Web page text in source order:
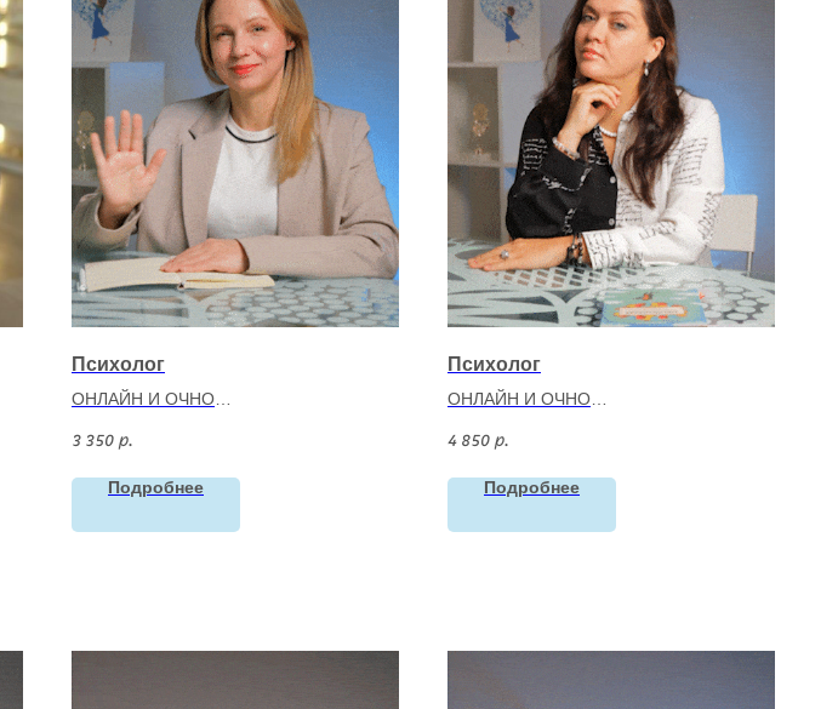
Психолог
ОНЛАЙН И ОЧНО
Психолог. Эмоционально-образный
терапевт
Опыт:с 2021
Категория:
взрослые
3 350 р.
Подробнее
Психолог
ОНЛАЙН И ОЧНО
КПТ/ДБТ психолог
Опыт:с 2007
Категория:взрослые.
4 850 р.
Подробнее